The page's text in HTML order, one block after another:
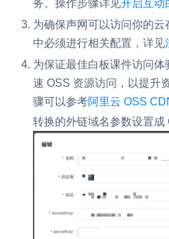
务。操作步骤详见开启互动
为确保声网可以访问你的
中必须进行相关配置，详见
为保证最佳白板课件访问
速 OSS 资源访问，以提升
骤可以参考阿里云 OSS
转换的外链域名参数设置成